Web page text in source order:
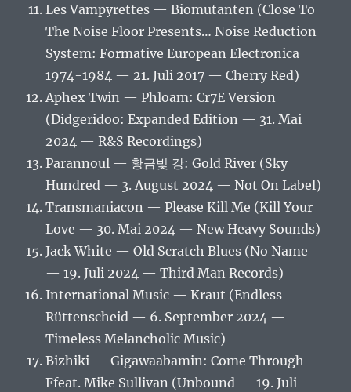
Les Vampyrettes — Biomutanten (Close To
The Noise Floor Presents… Noise Reduction
System: Formative European Electronica
1974-1984 — 21. Juli 2017 — Cherry Red)
Aphex Twin — Phloam: Cr7E Version
(Didgeridoo: Expanded Edition — 31. Mai
2024 — R&S Recordings)
Parannoul — 황금빛 강: Gold River (Sky
Hundred — 3. August 2024 — Not On Label)
Transmaniacon — Please Kill Me (Kill Your
Love — 30. Mai 2024 — New Heavy Sounds)
Jack White — Old Scratch Blues (No Name
— 19. Juli 2024 — Third Man Records)
International Music — Kraut (Endless
Rüttenscheid — 6. September 2024 —
Timeless Melancholic Music)
Bizhiki — Gigawaabamin: Come Through
Ffeat. Mike Sullivan (Unbound — 19. Juli